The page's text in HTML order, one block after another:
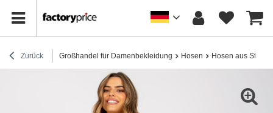
Zurück Großhandel für Damenbekleidung Hosen Hosen aus Stoff